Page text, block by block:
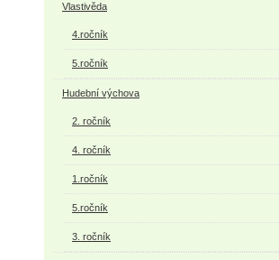
Vlastivěda
4.ročník
5.ročník
Hudební výchova
2. ročník
4. ročník
1.ročník
5.ročník
3. ročník